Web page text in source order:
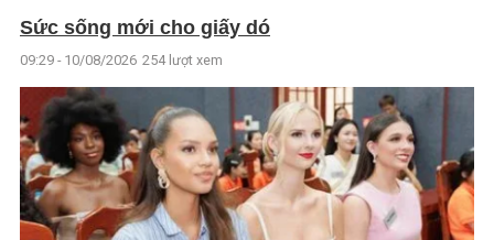
Sức sống mới cho giấy dó
09:29 - 10/08/2026 254 lượt xem